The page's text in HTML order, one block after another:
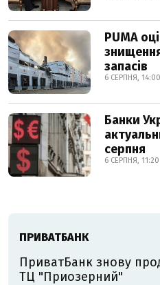
PUMA
запасів
6 СЕРПНЯ, 14:00
Банки
серпня
6 СЕРПНЯ, 11:20
ПРИВАТБАНК
ПриватБанк знову
ТЦ "Приозерний"